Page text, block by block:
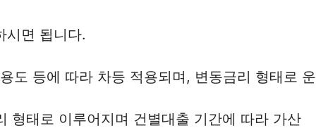
시면 됩니다.
도 등에 따라 차등 적용되며, 변동금리 형태로 운
형태로 이루어지며 건별대출 기간에 따라 가산